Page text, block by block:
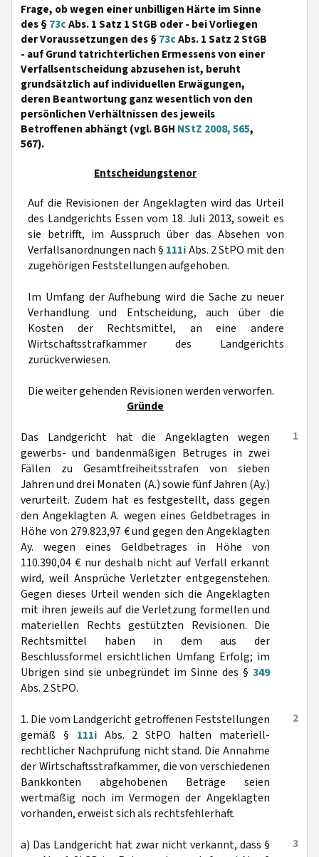
Frage, ob wegen einer unbilligen Härte im Sinne
des §73cAbs. 1 Satz 1 StGB oder - bei Vorliegen
der Voraussetzungen des §73cAbs. 1 Satz 2 StGB
- auf Grund tatrichterlichen Ermessens von einer
Verfallsentscheidung abzusehen ist, beruht
grundsätzlich auf individuellen Erwägungen,
deren Beantwortung ganz wesentlich von den
persönlichen Verhältnissen des jeweils
Betroffenen abhängt (vgl. BGH NStZ 2008, 565,
567).
Entscheidungstenor
Auf die Revisionen der Angeklagten wird das Urteil
des Landgerichts Essen vom 18. Juli 2013, soweit es
sie betrifft, im Ausspruch über das Absehen von
Verfallsanordnungen nach § 111iAbs. 2 StPO mit den
zugehörigen Feststellungen aufgehoben.
Im Umfang der Aufhebung wird die Sache zu neuer
Verhandlung und Entscheidung, auch über die
Kosten der Rechtsmittel, an eine andere
Wirtschaftsstrafkammer des Landgerichts
zurückverwiesen.
Die weiter gehenden Revisionen werden verworfen.
Gründe
1
Das Landgericht hat die Angeklagten wegen
gewerbs- und bandenmäßigen Betruges in zwei
Fällen zu Gesamtfreiheitsstrafen von sieben
Jahren und drei Monaten (A.) sowie fünf Jahren (Ay.)
verurteilt. Zudem hat es festgestellt, dass gegen
den Angeklagten A. wegen eines Geldbetrages in
Höhe von 279.823,97 € und gegen den Angeklagten
Ay. wegen eines Geldbetrages in Höhe von
110.390,04 € nur deshalb nicht auf Verfall erkannt
wird, weil Ansprüche Verletzter entgegenstehen.
Gegen dieses Urteil wenden sich die Angeklagten
mit ihren jeweils auf die Verletzung formellen und
materiellen Rechts gestützten Revisionen. Die
Rechtsmittel haben in dem aus der
Beschlussformel ersichtlichen Umfang Erfolg; im
Übrigen sind sie unbegründet im Sinne des § 349
Abs. 2 StPO.
2
1. Die vom Landgericht getroffenen Feststellungen
gemäß § 111iAbs. 2 StPO halten materiell-
rechtlicher Nachprüfung nicht stand. Die Annahme
der Wirtschaftsstrafkammer, die von verschiedenen
Bankkonten abgehobenen Beträge seien
wertmäßig noch im Vermögen der Angeklagten
vorhanden, erweist sich als rechtsfehlerhaft.
3
a) Das Landgericht hat zwar nicht verkannt, dass §